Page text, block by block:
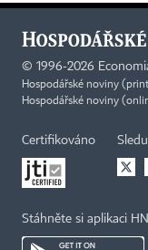
© 1996-2026
Hospodářské noviny
Hospodářské noviny
Certifikováno
Stáhněte si aplikaci HN